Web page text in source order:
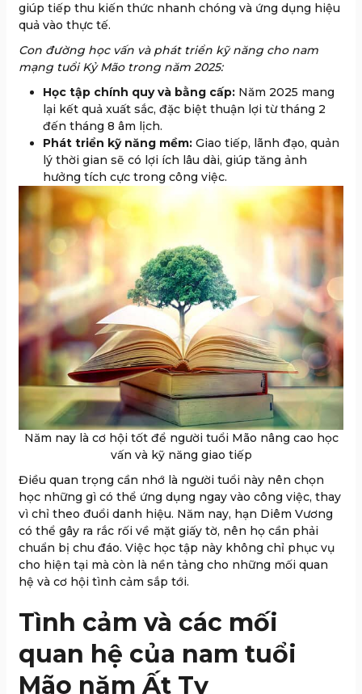
giúp tiếp thu kiến thức nhanh chóng và ứng dụng hiệu
quả vào thực tế.
Con đường học vấn và phát triển kỹ năng cho nam
mạng tuổi Kỷ Mão trong năm 2025:
Học tập chính quy và bằng cấp: Năm 2025 mang
lại kết quả xuất sắc, đặc biệt thuận lợi từ tháng 2
đến tháng 8 âm lịch.
Phát triển kỹ năng mềm: Giao tiếp, lãnh đạo, quản
lý thời gian sẽ có lợi ích lâu dài, giúp tăng ảnh
hưởng tích cực trong công việc.
Năm nay là cơ hội tốt để người tuổi Mão nâng cao học
vấn và kỹ năng giao tiếp
Điều quan trọng cần nhớ là người tuổi này nên chọn
học những gì có thể ứng dụng ngay vào công việc, thay
vì chỉ theo đuổi danh hiệu. Năm nay, hạn Diêm Vương
có thể gây ra rắc rối về mặt giấy tờ, nên họ cần phải
chuẩn bị chu đáo. Việc học tập này không chỉ phục vụ
cho hiện tại mà còn là nền tảng cho những mối quan
hệ và cơ hội tình cảm sắp tới.
Tình cảm và các mối
quan hệ của nam tuổi
Mão năm Ất Tỵ